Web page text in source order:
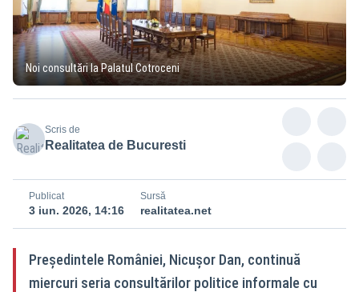
Noi consultări la Palatul Cotroceni
Scris de
Realitatea de Bucuresti
Publicat
3 iun. 2026, 14:16
Sursă
realitatea.net
Președintele României, Nicușor Dan, continuă
miercuri seria consultărilor politice informale cu